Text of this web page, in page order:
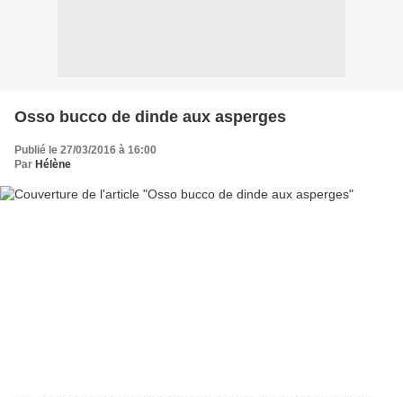
Osso bucco de dinde aux asperges
Publié le 27/03/2016 à 16:00
Par Hélène